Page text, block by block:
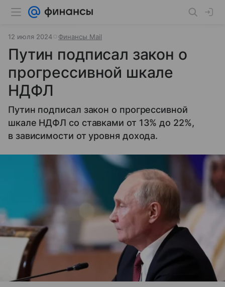
12 июля 2024 Финансы Mail
Путин подписал закон о
прогрессивной шкале
НДФЛ
Путин подписал закон о прогрессивной
шкале НДФЛ со ставками от 13% до 22%,
в зависимости от уровня дохода.